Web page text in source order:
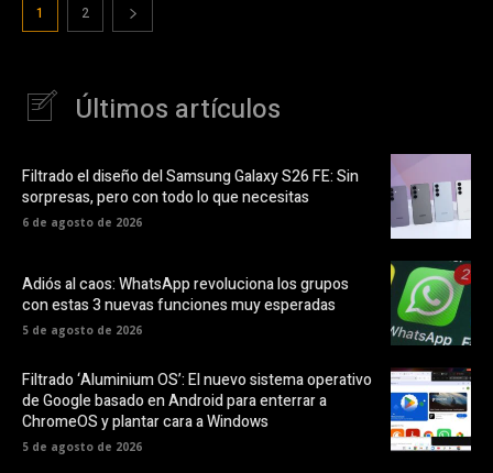
1 2
Últimos artículos
Filtrado el diseño del Samsung Galaxy S26 FE: Sin
sorpresas, pero con todo lo que necesitas
6 de agosto de 2026
Adiós al caos: WhatsApp revoluciona los grupos
con estas 3 nuevas funciones muy esperadas
5 de agosto de 2026
Filtrado ‘Aluminium OS’: El nuevo sistema operativo
de Google basado en Android para enterrar a
ChromeOS y plantar cara a Windows
5 de agosto de 2026